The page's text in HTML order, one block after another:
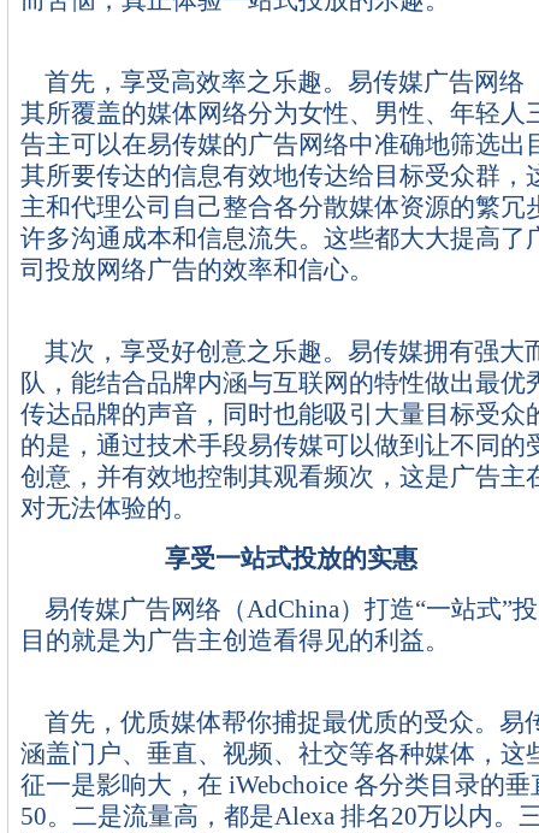
首先，享受高效率之乐趣。易传媒广告网络
其所覆盖的媒体网络分为女性、男性、年轻人
告主可以在易传媒的广告网络中准确地筛选出
其所要传达的信息有效地传达给目标受众群，
主和代理公司自己整合各分散媒体资源的繁冗
许多沟通成本和信息流失。这些都大大提高了
司投放网络广告的效率和信心。
其次，享受好创意之乐趣。易传媒拥有强大
队，能结合品牌内涵与互联网的特性做出最优
传达品牌的声音，同时也能吸引大量目标受众
的是，通过技术手段易传媒可以做到让不同的
创意，并有效地控制其观看频次，这是广告主
对无法体验的。
享受一站式投放的实惠
易传媒广告网络（AdChina）打造“一站式”
目的就是为广告主创造看得见的利益。
首先，优质媒体帮你捕捉最优质的受众。易
涵盖门户、垂直、视频、社交等各种媒体，这
征一是影响大，在 iWebchoice 各分类目录的
50。二是流量高，都是Alexa 排名20万以内。